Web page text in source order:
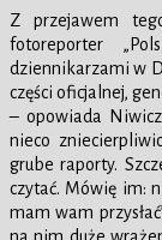
Z przejawem
fotoreporter
dziennikarzami w
części oficjalnej,
– opowiada
nieco
grube raporty.
czytać. Mówię im:
mam wam
na nim duże